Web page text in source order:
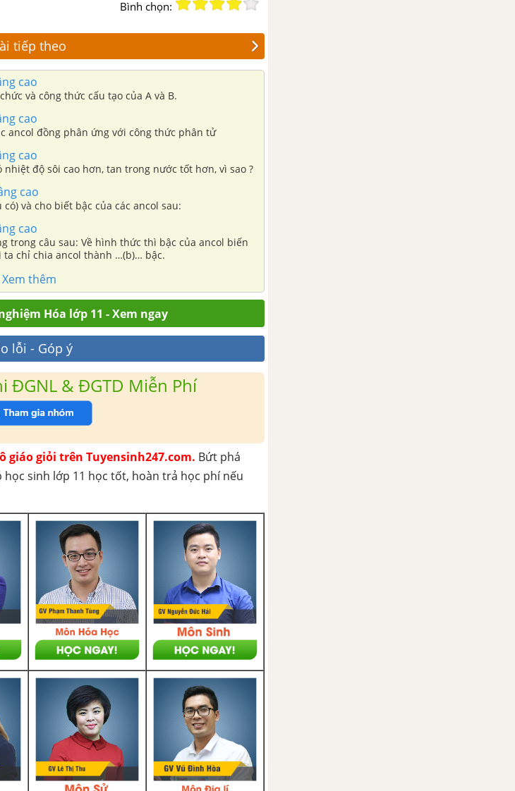
Bình chọn:
tiếp theo
cao
và công thức cấu tạo của A và B.
cao
ancol đồng phân ứng với công thức phân tử
cao
độ sôi cao hơn, tan trong nước tốt hơn, vì sao ?
cao
và cho biết bậc của các ancol sau:
cao
trong câu sau: Về hình thức thì bậc của ancol biến
chỉ chia ancol thành …(b)… bậc.
Xem thêm
Hóa lớp 11 - Xem ngay
lỗi - Góp ý
ĐGNL & ĐGTD Miễn Phí
giáo giỏi trên Tuyensinh247.com. Bứt phá
học sinh lớp 11 học tốt, hoàn trả học phí nếu